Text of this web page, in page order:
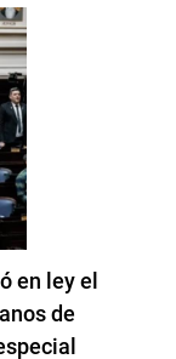
en ley el
de